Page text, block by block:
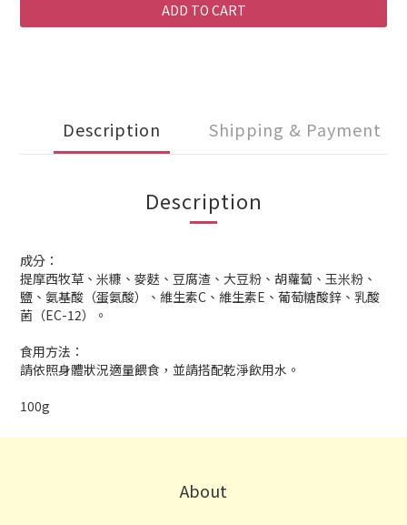
ADD TO CART
Description Shipping & Payment
Description
成分：
提摩西牧草、米糠、麥麩、豆腐渣、大豆粉、胡蘿蔔、玉米粉、
鹽、氨基酸（蛋氨酸）、維生素C、維生素E、葡萄糖酸鋅、乳酸
菌（EC-12）。
食用方法：
請依照身體狀況適量餵食，並請搭配乾淨飲用水。
100g
About